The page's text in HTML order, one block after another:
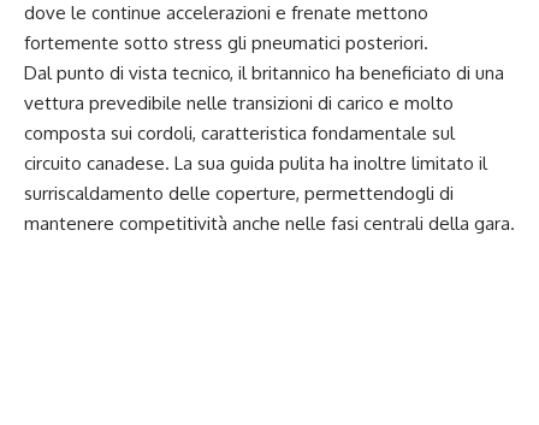
dove le continue accelerazioni e frenate mettono
fortemente sotto stress gli pneumatici posteriori.
Dal punto di vista tecnico, il britannico ha beneficiato di una
vettura prevedibile nelle transizioni di carico e molto
composta sui cordoli, caratteristica fondamentale sul
circuito canadese. La sua guida pulita ha inoltre limitato il
surriscaldamento delle coperture, permettendogli di
mantenere competitività anche nelle fasi centrali della gara.